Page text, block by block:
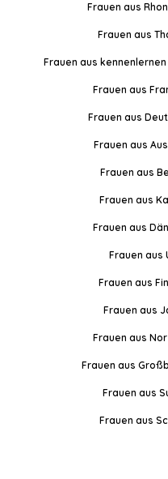
Frauen aus
Frauen aus
Frauen aus kennenlernen
Frauen aus
Frauen aus
Frauen aus
Frauen aus
Frauen aus
Frauen aus
Frauen aus
Frauen aus
Frauen aus
Frauen aus
Frauen aus
Frauen aus
Frauen aus